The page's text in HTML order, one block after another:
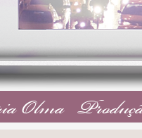
Olma